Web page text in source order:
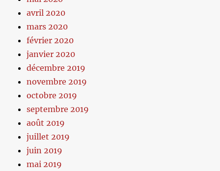
avril 2020
mars 2020
février 2020
janvier 2020
décembre 2019
novembre 2019
octobre 2019
septembre 2019
août 2019
juillet 2019
juin 2019
mai 2019